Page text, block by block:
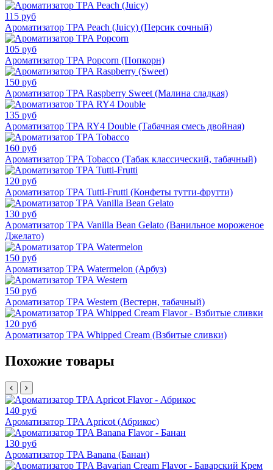
115 руб
Ароматизатор TPA Peach (Juicy) (Персик сочный)
105 руб
Ароматизатор TPA Popcorn (Попкорн)
150 руб
Ароматизатор TPA Raspberry Sweet (Малина сладкая)
135 руб
Ароматизатор TPA RY4 Double (Табачная смесь двойная)
160 руб
Ароматизатор TPA Tobacco (Табак классический, табачный)
120 руб
Ароматизатор TPA Tutti-Frutti (Конфеты тутти-фрутти)
130 руб
Ароматизатор TPA Vanilla Bean Gelato (Ванильное мороженое
Джелато)
150 руб
Ароматизатор TPA Watermelon (Арбуз)
150 руб
Ароматизатор TPA Western (Вестерн, табачный)
120 руб
Ароматизатор TPA Whipped Cream (Взбитые сливки)
Похожие товары
140 руб
Ароматизатор TPA Apricot (Абрикос)
130 руб
Ароматизатор TPA Banana (Банан)